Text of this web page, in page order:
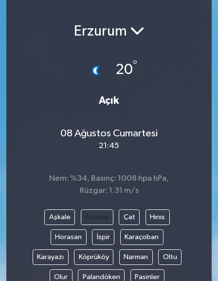
Erzurum
20°
Açık
08 Ağustos Cumartesi
21:45
Nem: %34, Basınç: 1008 hpa hPa,
Rüzgar: 1.31 m/s
Aşkale Aziziye Çat Hınıs
Horasan İspir Karaçoban
Karayazı Köprüköy Narman Oltu
Olur Palandöken Pasinler